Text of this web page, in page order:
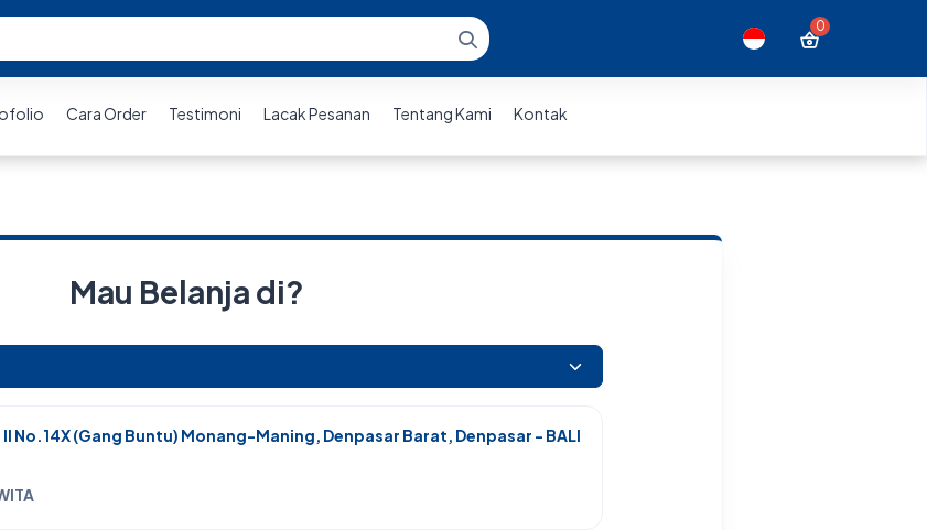
0
Cara Order Testimoni Lacak Pesanan Tentang Kami Kontak
Mau Belanja di?
No.14X (Gang Buntu) Monang-Maning, Denpasar Barat, Denpasar - BALI